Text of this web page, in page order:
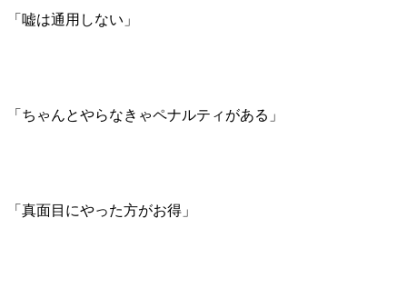
「嘘は通用しない」
「ちゃんとやらなきゃペナルティがある」
「真面目にやった方がお得」